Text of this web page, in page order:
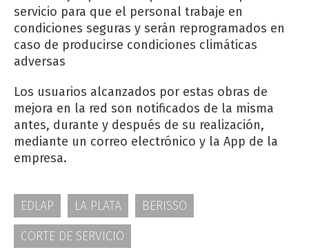
servicio para que el personal trabaje en
condiciones seguras y serán reprogramados en
caso de producirse condiciones climáticas
adversas
Los usuarios alcanzados por estas obras de
mejora en la red son notificados de la misma
antes, durante y después de su realización,
mediante un correo electrónico y la App de la
empresa.
EDLAP LA PLATA
BERISSO
CORTE DE SERVICIO